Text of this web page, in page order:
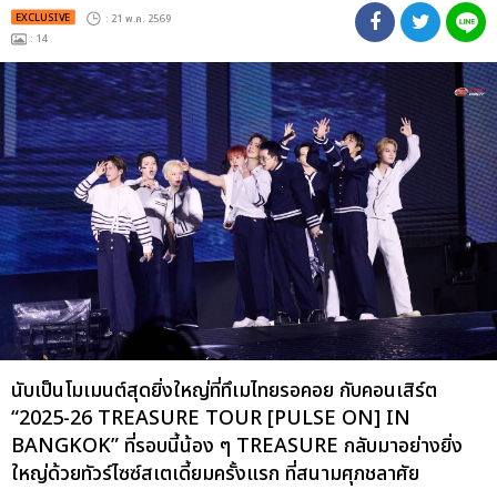
EXCLUSIVE : 21 พ.ค. 2569
: 14
นับเป็นโมเมนต์สุดยิ่งใหญ่ที่ทึเมไทยรอคอย กับคอนเสิร์ต
“2025-26 TREASURE TOUR [PULSE ON] IN
BANGKOK” ที่รอบนี้น้อง ๆ TREASURE กลับมาอย่างยิ่ง
ใหญ่ด้วยทัวร์ไซซ์สเตเดี้ยมครั้งแรก ที่สนามศุภชลาศัย